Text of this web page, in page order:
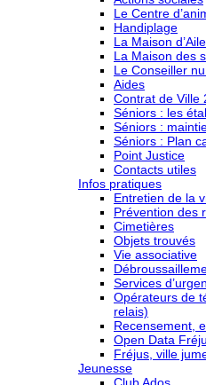
Le Centre
Handiplage
La Maison
La Maison des
Le Conseiller
Aides
Contrat de Ville
Séniors : les
Séniors :
Séniors : Plan
Point Justice
Contacts utiles
Infos pratiques
Entretien de la
Prévention des
Cimetières
Objets trouvés
Vie associative
Services
Opérateurs de
relais)
Recensement,
Open Data
Fréjus, ville
Jeunesse